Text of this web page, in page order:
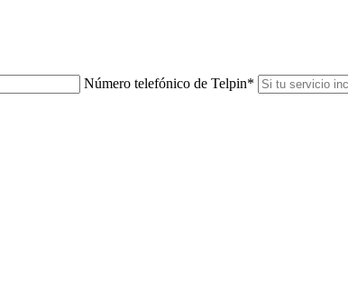
Número telefónico de Telpin*